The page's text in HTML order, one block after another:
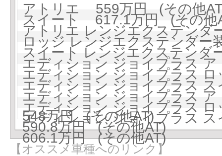
アトリエ 559万円 (その他
スイート 617.1万円 (その他
アトリエ レンジエクステン
ロッジ レンジエクステンダ
スイート レンジエクステン
エディション ジョイプラス
エディション ジョイプラス
エディション ジョイプラス
エディション ジョイプラス
548万円 (その他AT)
エディション ジョイプラス
590.8万円 (その他AT)
エディション ジョイプラス
606.1万円 (その他AT)
【オススメ車種へのリンク】